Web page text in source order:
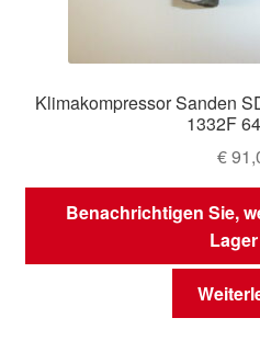
Klimakompressor Sanden
1332F
€
Benachrichtigen Sie,